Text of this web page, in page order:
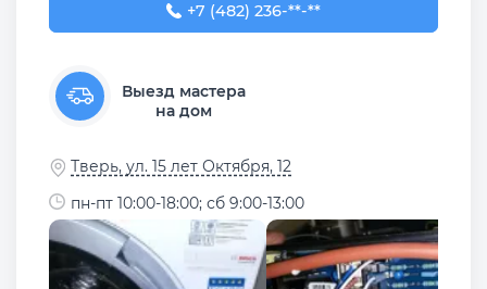
+7 (482) 236-83-43
+7 (482) 236-**-**
Выезд мастера
на дом
Тверь, ул. 15 лет Октября, 12
пн-пт 10:00-18:00; сб 9:00-13:00